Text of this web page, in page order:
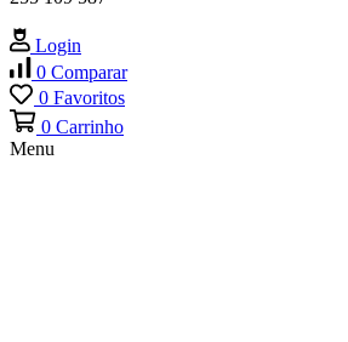
Login
0 Comparar
0 Favoritos
0 Carrinho
Menu